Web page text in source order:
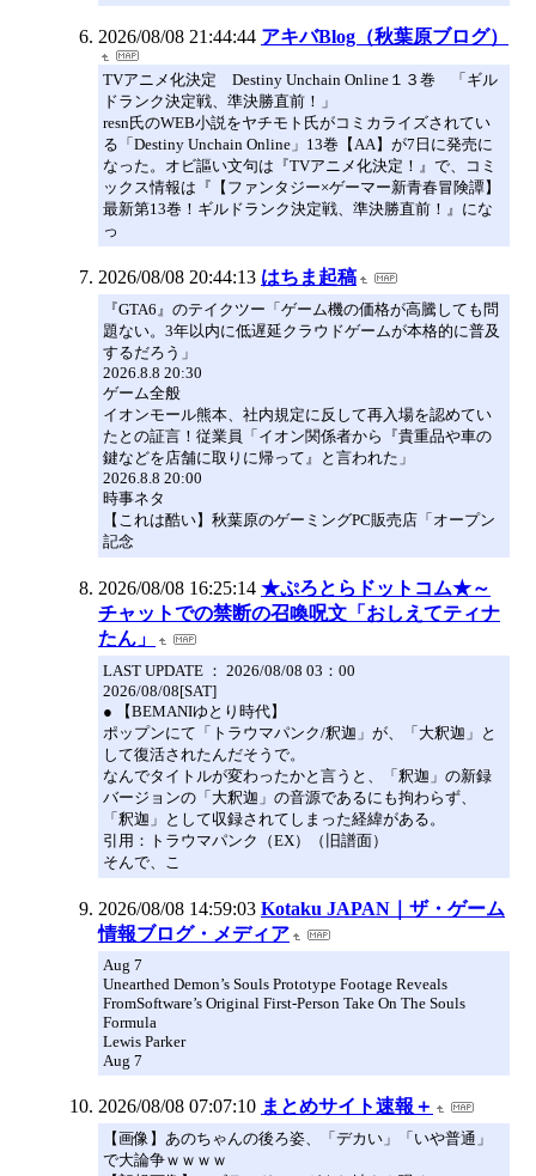
2026/08/08 21:44:44 アキバBlog（秋葉原ブログ）
TVアニメ化決定 Destiny Unchain Online１３巻 「ギル
ドランク決定戦、準決勝直前！」
resn氏のWEB小説をヤチモト氏がコミカライズされてい
る「Destiny Unchain Online」13巻【AA】が7日に発売に
なった。オビ謳い文句は『TVアニメ化決定！』で、コミ
ックス情報は『【ファンタジー×ゲーマー新青春冒険譚】
最新第13巻！ギルドランク決定戦、準決勝直前！』にな
っ
2026/08/08 20:44:13 はちま起稿
『GTA6』のテイクツー「ゲーム機の価格が高騰しても問
題ない。3年以内に低遅延クラウドゲームが本格的に普及
するだろう」
2026.8.8 20:30
ゲーム全般
イオンモール熊本、社内規定に反して再入場を認めてい
たとの証言！従業員「イオン関係者から『貴重品や車の
鍵などを店舗に取りに帰って』と言われた」
2026.8.8 20:00
時事ネタ
【これは酷い】秋葉原のゲーミングPC販売店「オープン
記念
2026/08/08 16:25:14 ★ぷろとらドットコム★～
チャットでの禁断の召喚呪文「おしえてティナ
たん」
LAST UPDATE ： 2026/08/08 03：00
2026/08/08[SAT]
● 【BEMANIゆとり時代】
ポップンにて「トラウマパンク/釈迦」が、「大釈迦」と
して復活されたんだそうで。
なんでタイトルが変わったかと言うと、「釈迦」の新録
バージョンの「大釈迦」の音源であるにも拘わらず、
「釈迦」として収録されてしまった経緯がある。
引用：トラウマパンク（EX）（旧譜面）
そんで、こ
2026/08/08 14:59:03 Kotaku JAPAN｜ザ・ゲーム
情報ブログ・メディア
Aug 7
Unearthed Demon’s Souls Prototype Footage Reveals
FromSoftware’s Original First-Person Take On The Souls
Formula
Lewis Parker
Aug 7
2026/08/08 07:07:10 まとめサイト速報＋
【画像】あのちゃんの後ろ姿、「デカい」「いや普通」
で大論争ｗｗｗｗ